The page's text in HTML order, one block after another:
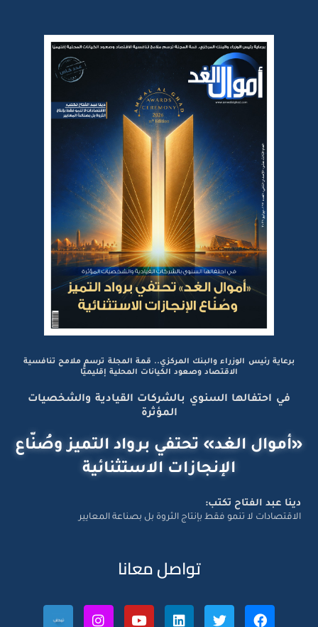
برعاية رئيس الوزراء والبنك المركزي.. قمة المجلة ترسم ملامح تنافسية
الاقتصاد وصعود الكيانات المحلية إقليميًّا
في احتفالها السنوي بالشركات القيادية والشخصيات
المؤثرة
«أموال الغد» تحتفي برواد التميز وصُنّاع
الإنجازات الاستثنائية
دينا عبد الفتاح تكتب:
الاقتصادات لا تنمو فقط بإنتاج الثروة بل بصناعة المعايير
تواصل معانا